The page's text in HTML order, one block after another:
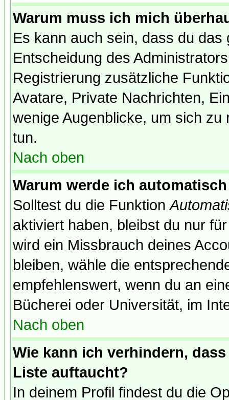
Warum muss ich mich
Es kann auch sein, dass du
Entscheidung des
Registrierung zusätzliche
Avatare, Private Nachrichten,
wenige Augenblicke, um sich
tun.
Nach oben
Warum werde ich
Solltest du die Funktion
aktiviert haben, bleibst du nur
wird ein Missbrauch deines
bleiben, wähle die
empfehlenswert, wenn du an
Bücherei oder Universität, im
Nach oben
Wie kann ich verhindern,
Liste auftaucht?
In deinem Profil findest du die